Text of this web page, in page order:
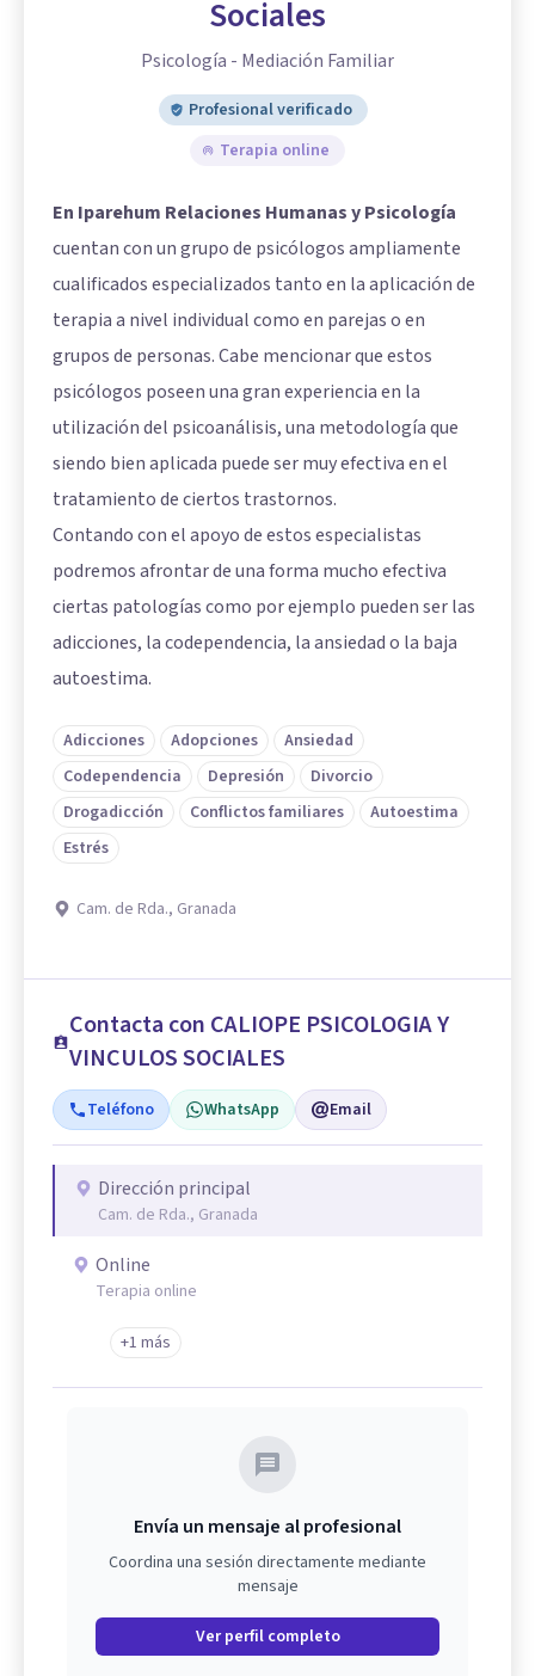
Sociales
Psicología - Mediación Familiar
Profesional verificado
Terapia online
En Iparehum Relaciones Humanas y Psicología
cuentan con un grupo de psicólogos ampliamente
cualificados especializados tanto en la aplicación de
terapia a nivel individual como en parejas o en
grupos de personas. Cabe mencionar que estos
psicólogos poseen una gran experiencia en la
utilización del psicoanálisis, una metodología que
siendo bien aplicada puede ser muy efectiva en el
tratamiento de ciertos trastornos.
Contando con el apoyo de estos especialistas
podremos afrontar de una forma mucho efectiva
ciertas patologías como por ejemplo pueden ser las
adicciones, la codependencia, la ansiedad o la baja
autoestima.
Adicciones Adopciones
Ansiedad
Codependencia
Depresión
Divorcio
Drogadicción
Conflictos familiares
Autoestima
Estrés
Cam. de Rda., Granada
Contacta con CALIOPE PSICOLOGIA Y
VINCULOS SOCIALES
Teléfono WhatsApp Email
Dirección principal
Cam. de Rda., Granada
Online
Terapia online
+1 más
Envía un mensaje al profesional
Coordina una sesión directamente mediante
mensaje
Ver perfil completo